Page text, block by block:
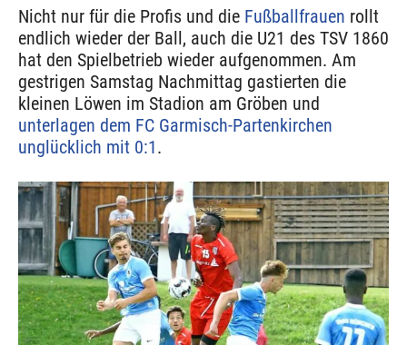
Nicht nur für die Profis und die Fußballfrauen rollt
endlich wieder der Ball, auch die U21 des TSV 1860
hat den Spielbetrieb wieder aufgenommen. Am
gestrigen Samstag Nachmittag gastierten die
kleinen Löwen im Stadion am Gröben und
unterlagen dem FC Garmisch-Partenkirchen
unglücklich mit 0:1.